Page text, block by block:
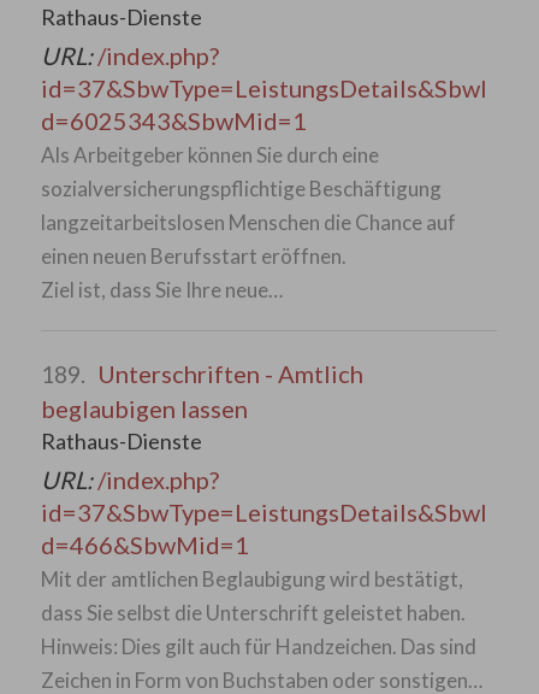
Rathaus-Dienste
URL:/index.php?
id=37&SbwType=LeistungsDetails&SbwI
d=6025343&SbwMid=1
Als Arbeitgeber können Sie durch eine
sozialversicherungspflichtige Beschäftigung
langzeitarbeitslosen Menschen die Chance auf
einen neuen Berufsstart eröffnen.
Ziel ist, dass Sie Ihre neue…
189. Unterschriften - Amtlich
beglaubigen lassen
Rathaus-Dienste
URL:/index.php?
id=37&SbwType=LeistungsDetails&SbwI
d=466&SbwMid=1
Mit der amtlichen Beglaubigung wird bestätigt,
dass Sie selbst die Unterschrift geleistet haben.
Hinweis: Dies gilt auch für Handzeichen. Das sind
Zeichen in Form von Buchstaben oder sonstigen…